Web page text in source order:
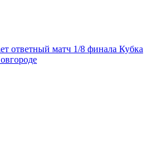
ответный матч 1/8 финала Кубка